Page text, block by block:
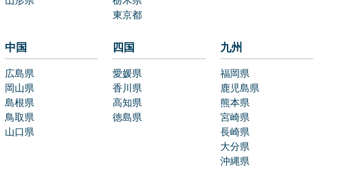
東京都
中国
広島県
岡山県
島根県
鳥取県
山口県
四国
愛媛県
香川県
高知県
徳島県
九州
福岡県
鹿児島県
熊本県
宮崎県
長崎県
大分県
沖縄県